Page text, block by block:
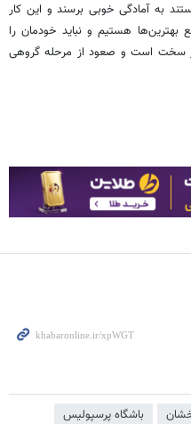
به آمادگی خوبی برسند و این کار
هستیم و نباید خودمان را
سخت است و صعود از مرحله گروهی
باشگاه پرسپولیس